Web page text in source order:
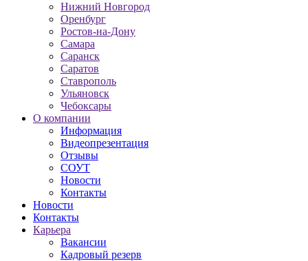
Нижний Новгород
Оренбург
Ростов-на-Дону
Самара
Саранск
Саратов
Ставрополь
Ульяновск
Чебоксары
О компании
Информация
Видеопрезентация
Отзывы
СОУТ
Новости
Контакты
Новости
Контакты
Карьера
Вакансии
Кадровый резерв